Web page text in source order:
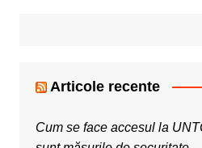
Articole recente
Cum se face accesul la